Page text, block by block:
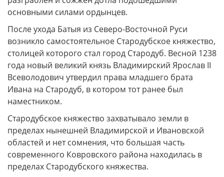
основными силами ордынцев.
После ухода Батыя из Северо-Восточной Руси
возникло самостоятельное Стародубское княжество,
столицей которого стал город Стародуб. Весной 1238
года новый великий князь Владимирский Ярослав II
Всеволодович утвердил права младшего брата
Ивана на Стародуб, в котором тот ранее был
наместником.
Стародубское княжество захватывало земли в
пределах нынешней Владимирской и Ивановской
областей и нет сомнения, что большая часть
современного Ковровского района находилась в
пределах Стародубского княжества.